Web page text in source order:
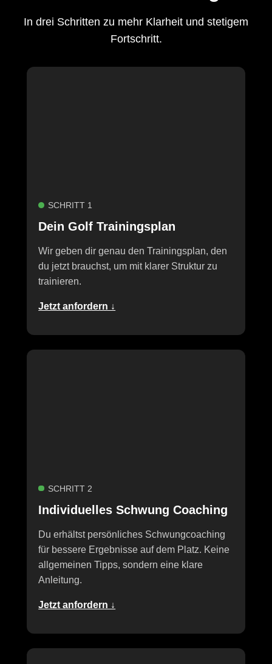
In drei Schritten zu mehr Klarheit und stetigem
Fortschritt.
SCHRITT 1
Dein Golf Trainingsplan
Wir geben dir genau den Trainingsplan, den
du jetzt brauchst, um mit klarer Struktur zu
trainieren.
Jetzt anfordern ↓
SCHRITT 2
Individuelles Schwung Coaching
Du erhältst persönliches Schwungcoaching
für bessere Ergebnisse auf dem Platz. Keine
allgemeinen Tipps, sondern eine klare
Anleitung.
Jetzt anfordern ↓